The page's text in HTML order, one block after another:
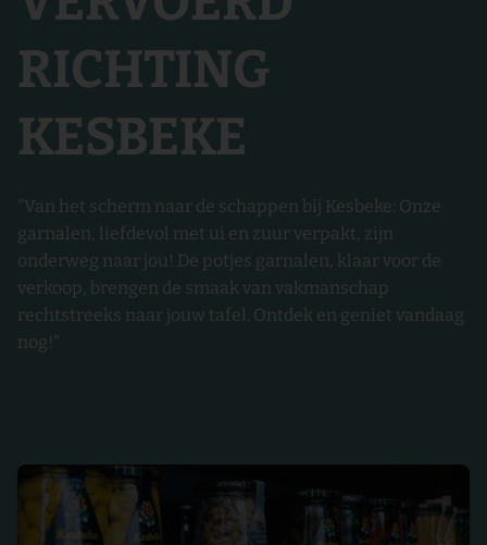
RICHTING
KESBEKE
"Van het scherm naar de schappen bij Kesbeke: Onze
garnalen, liefdevol met ui en zuur verpakt, zijn
onderweg naar jou! De potjes garnalen, klaar voor de
verkoop, brengen de smaak van vakmanschap
rechtstreeks naar jouw tafel. Ontdek en geniet vandaag
nog!"